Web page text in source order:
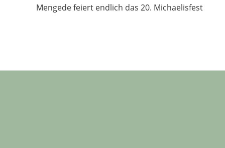
Mengede feiert endlich das 20. Michaelisfest